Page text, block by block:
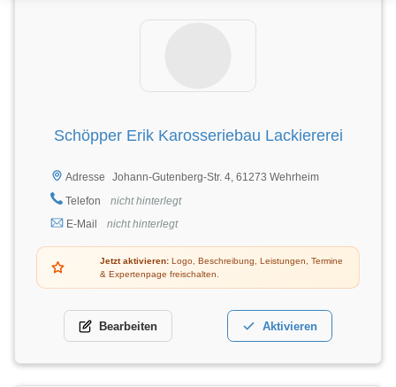
Schöpper Erik Karosseriebau Lackiererei
Adresse
Johann-Gutenberg-Str. 4, 61273 Wehrheim
Telefon
nicht hinterlegt
E-Mail
nicht hinterlegt
Jetzt aktivieren: Logo, Beschreibung, Leistungen, Termine
& Expertenpage freischalten.
Bearbeiten Aktivieren